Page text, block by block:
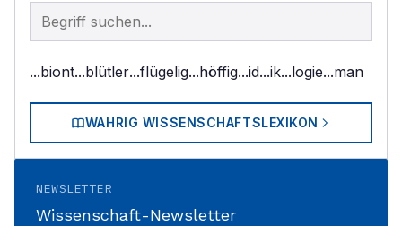
Begriff im Lexikon suchen
...biont...blütler...flügelig...höffig...id...ik...logie...man
WAHRIG WISSENSCHAFTSLEXIKON
NEWSLETTER
Wissenschaft-Newsletter